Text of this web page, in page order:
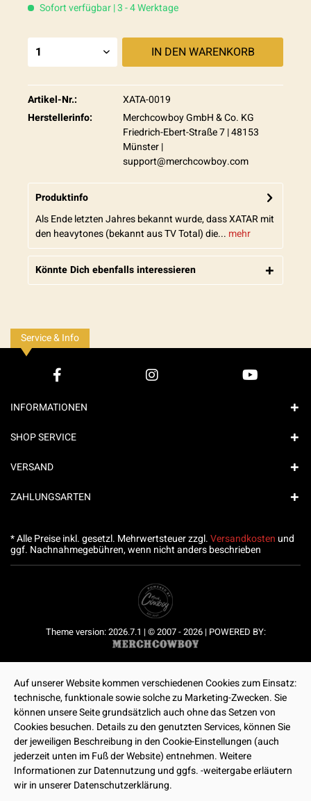
Sofort verfügbar | 3 - 4 Werktage
IN DEN WARENKORB
Artikel-Nr.:
XATA-0019
Herstellerinfo:
Merchcowboy GmbH & Co. KG
Friedrich-Ebert-Straße 7 | 48153
Münster |
support@merchcowboy.com
Produktinfo
Als Ende letzten Jahres bekannt wurde, dass XATAR mit
den heavytones (bekannt aus TV Total) die... mehr
Könnte Dich ebenfalls interessieren
Service & Info
INFORMATIONEN
SHOP SERVICE
VERSAND
ZAHLUNGSARTEN
* Alle Preise inkl. gesetzl. Mehrwertsteuer zzgl.Versandkosten und
ggf. Nachnahmegebühren, wenn nicht anders beschrieben
Theme version: 2026.7.1 | © 2007 - 2026 | POWERED BY:
Auf unserer Website kommen verschiedenen Cookies zum Einsatz:
technische, funktionale sowie solche zu Marketing-Zwecken. Sie
können unsere Seite grundsätzlich auch ohne das Setzen von
Cookies besuchen. Details zu den genutzten Services, können Sie
der jeweiligen Beschreibung in den Cookie-Einstellungen (auch
jederzeit unten im Fuß der Website) entnehmen. Weitere
Informationen zur Datennutzung und ggfs. -weitergabe erläutern
wir in unserer Datenschutzerklärung.